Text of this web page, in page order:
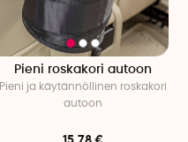
Pieni roskakori autoon
Pieni ja käytännöllinen roskakori
autoon